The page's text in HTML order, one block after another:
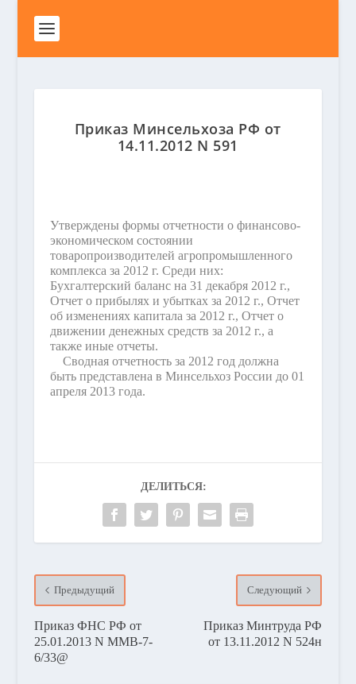
Приказ Минсельхоза РФ от
14.11.2012 N 591
Утверждены формы отчетности о финансово-
экономическом состоянии
товаропроизводителей агропромышленного
комплекса за 2012 г. Среди них:
Бухгалтерский баланс на 31 декабря 2012 г.,
Отчет о прибылях и убытках за 2012 г., Отчет
об изменениях капитала за 2012 г., Отчет о
движении денежных средств за 2012 г., а
также иные отчеты.
Сводная отчетность за 2012 год должна
быть представлена в Минсельхоз России до 01
апреля 2013 года.
ДЕЛИТЬСЯ:
Предыдущий
Приказ ФНС РФ от
25.01.2013 N ММВ-7-
6/33@
Следующий
Приказ Минтруда РФ
от 13.11.2012 N 524н